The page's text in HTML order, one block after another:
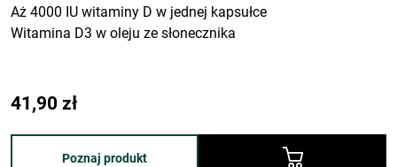
Aż 4000 IU witaminy D w jednej kapsułce
Witamina D3 w oleju ze słonecznika
41,90 zł
Poznaj produkt